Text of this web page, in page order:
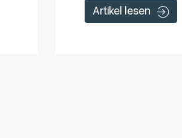
Artikel lesen